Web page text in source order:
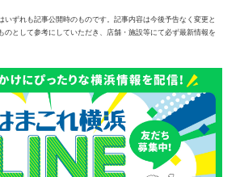
ずれも記事公開時のものです。記事内容は今後予告なく変更と
のとして参考にしていただき、店舗・施設等にて必ず最新情報を